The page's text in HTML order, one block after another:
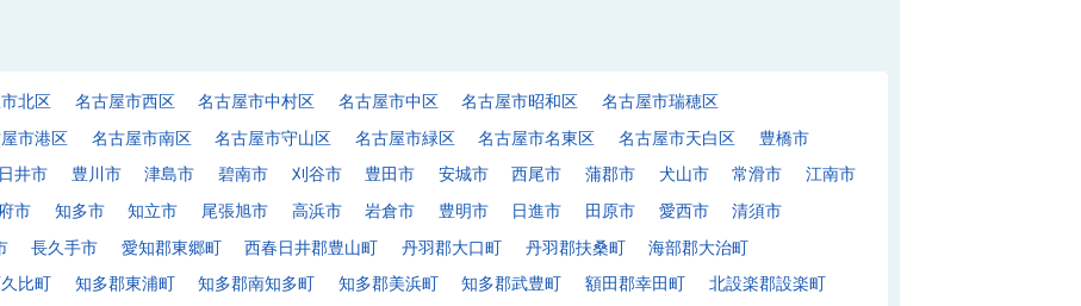
北区 名古屋市西区 名古屋市中村区 名古屋市中区 名古屋市昭和区
名古屋市瑞穂区
市港区 名古屋市南区 名古屋市守山区 名古屋市緑区 名古屋市名東区 名古屋市天白区
豊橋市
井市 豊川市 津島市 碧南市 刈谷市 豊田市 安城市 西尾市 蒲郡市 犬山市 常滑市
江南市
市 知多市 知立市 尾張旭市 高浜市 岩倉市 豊明市 日進市 田原市 愛西市
清須市
長久手市 愛知郡東郷町 西春日井郡豊山町 丹羽郡大口町 丹羽郡扶桑町
海部郡大治町
比町 知多郡東浦町 知多郡南知多町 知多郡美浜町 知多郡武豊町 額田郡幸田町
北設楽郡設楽町